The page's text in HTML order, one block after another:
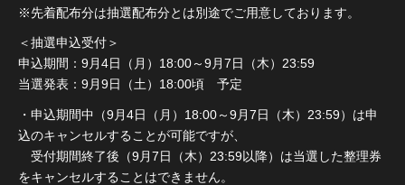
※先着配布分は抽選配布分とは別途でご用意しております。
＜抽選申込受付＞
申込期間：9月4日（月）18:00～9月7日（木）23:59
当選発表：9月9日（土）18:00頃 予定
・申込期間中（9月4日（月）18:00～9月7日（木）23:59）は申
込のキャンセルすることが可能ですが、
受付期間終了後（9月7日（木）23:59以降）は当選した整理券
をキャンセルすることはできません。